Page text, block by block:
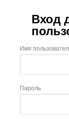
Вход
Имя
Пароль